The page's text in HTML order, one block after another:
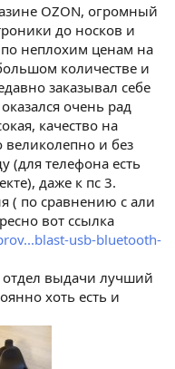
OZON, огромный
до носков и
неплохим ценам на
количестве и
заказывал себе
очень рад
качество на
великолепно и без
(для телефона есть
даже к пс 3.
( по сравнению с али
вот ссылка
usb-bluetooth-
отдел выдачи лучший
хоть есть и